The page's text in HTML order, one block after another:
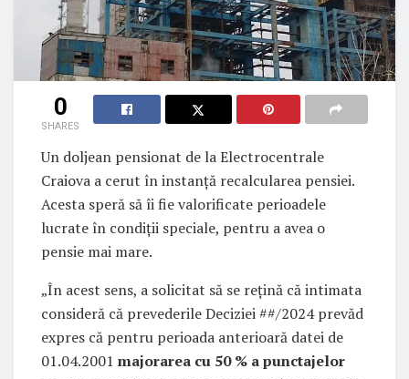
0
SHARES
Un doljean pensionat de la Electrocentrale
Craiova a cerut în instanță recalcularea pensiei.
Acesta speră să îi fie valorificate perioadele
lucrate în condiții speciale, pentru a avea o
pensie mai mare.
„În acest sens, a solicitat să se reţină că intimata
consideră că prevederile Deciziei ##/2024 prevăd
expres că pentru perioada anterioară datei de
01.04.2001 majorarea cu 50 % a punctajelor